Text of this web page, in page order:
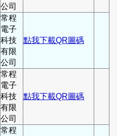
公司
常程
電子
科技
有限
公司
點我下載QR圖碼
常程
電子
科技
有限
公司
點我下載QR圖碼
常程